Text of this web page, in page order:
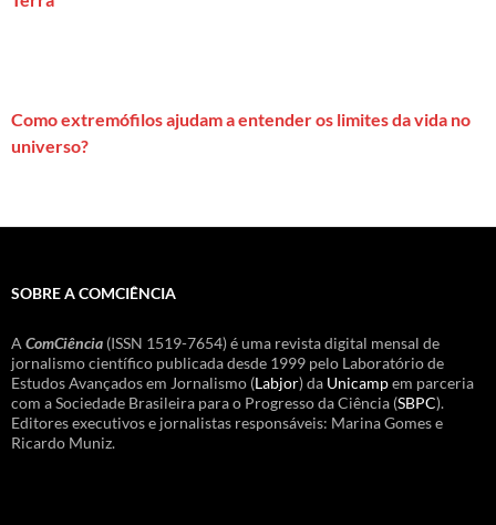
Como extremófilos ajudam a entender os limites da vida no
universo?
SOBRE A COMCIÊNCIA
A ComCiência (ISSN 1519-7654) é uma revista digital mensal de
jornalismo científico publicada desde 1999 pelo Laboratório de
Estudos Avançados em Jornalismo (Labjor) da Unicampem parceria
com a Sociedade Brasileira para o Progresso da Ciência (SBPC).
Editores executivos e jornalistas responsáveis: Marina Gomes e
Ricardo Muniz.